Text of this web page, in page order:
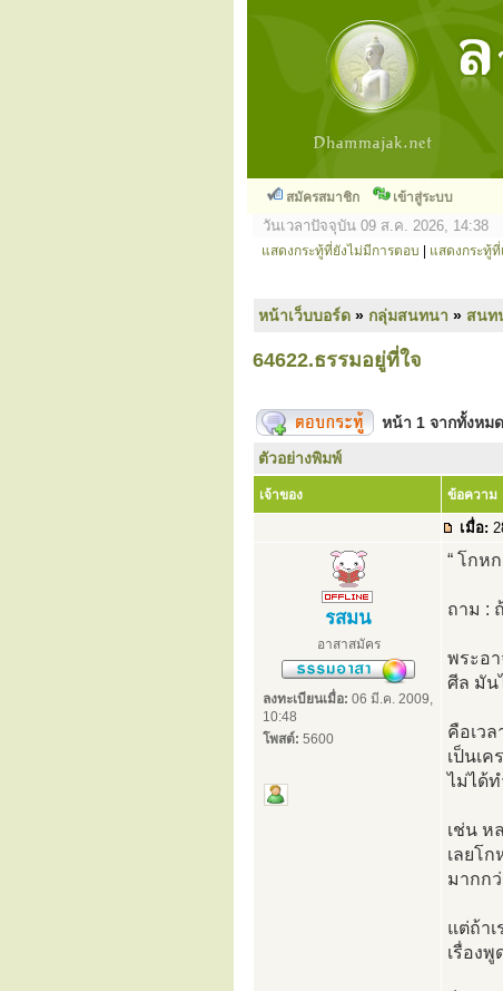
สมัครสมาชิก เข้าสู่ระบบ
วันเวลาปัจจุบัน 09 ส.ค. 2026, 14:38
แสดงกระทู้ที่ยังไม่มีการตอบ แสดงกระทู้
หน้าเว็บบอร์ด » กลุ่มสนทนา » สนท
64622.ธรรมอยู่ที่ใจ
หน้า 1 จากทั้งหมด
ตัวอย่างพิมพ์
เจ้าของ ข้อความ
เมื่อ:
รสมน
อาสาสมัคร
ลงทะเบียนเมื่อ: 06 มี.ค. 2009,
10:48
โพสต์: 5600
“ โกหก
ถาม :
พระอ
ศีล มัน
คือเว
เป็นเ
ไม่ได้
เช่น ห
เลยโ
มากก
แต่ถ้า
เรื่อง